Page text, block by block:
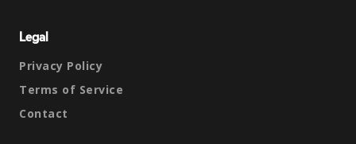
Legal
Privacy Policy
Terms of Service
Contact